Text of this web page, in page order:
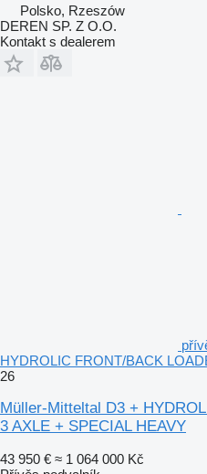
Polsko, Rzeszów
DEREN SP. Z O.O.
Kontakt s dealerem
HYDROLIC FRONT/BACK
26
Müller-Mitteltal D3 +
3 AXLE + SPECIAL HEAVY
43 950 € ≈ 1 064 000 Kč